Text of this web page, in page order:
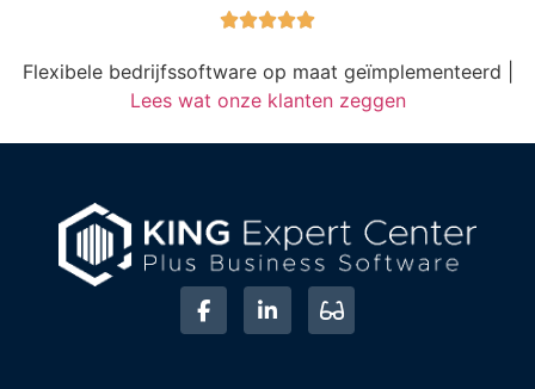

Flexibele bedrijfssoftware op maat geïmplementeerd |
Lees wat onze klanten zeggen